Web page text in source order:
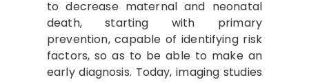
to decrease maternal and neonatal
death, starting with primary
prevention, capable of identifying risk
factors, so as to be able to make an
early diagnosis. Today, imaging studies